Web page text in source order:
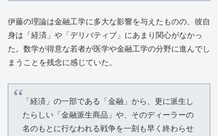
伊藤の理論は金融工学に多大な影響を与えたものの、彼自
身は「経済」や「デリバティブ」にあまり関心がなかっ
た。数学が得意な若者が医学や金融工学の分野に進んでし
まうことを残念に感じていた。
「経済」の一部である「金融」から、更に派生し
たらしい「金融派生商品」や、そのディーラーの
名のもとに行なわれる戦争を一刻も早く終わらせ